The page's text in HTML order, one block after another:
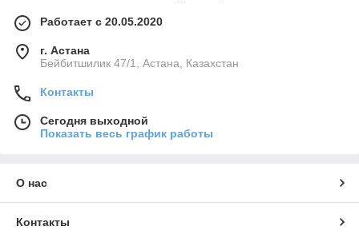
Работает с 20.05.2020
г. Астана
Бейбитшилик 47/1, Астана, Казахстан
Контакты
Сегодня выходной
Показать весь график работы
О нас
Контакты